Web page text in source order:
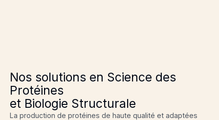
Nos solutions en Science des
Protéines
et Biologie Structurale
La production de protéines de haute qualité et adaptées